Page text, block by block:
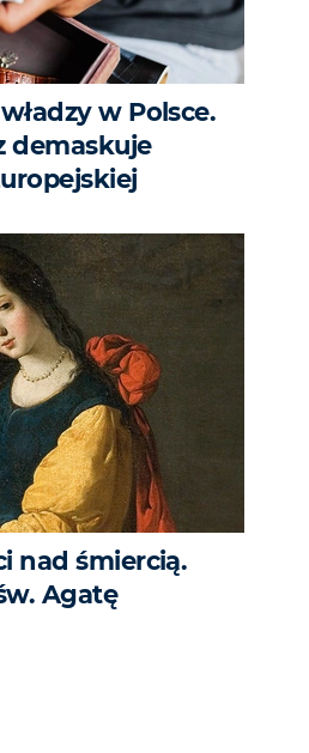
w Polsce.
demaskuje
nad śmiercią.
Agatę